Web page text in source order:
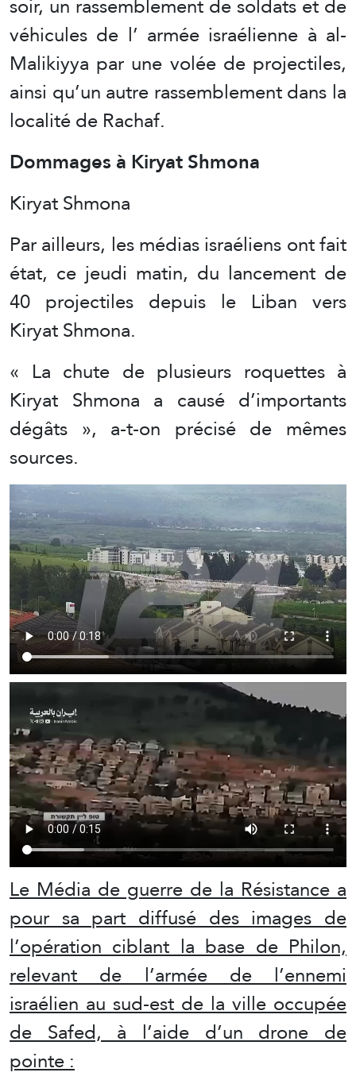
véhicules de l’ armée israélienne à al-
Malikiyya par une volée de projectiles,
ainsi qu’un autre rassemblement dans la
localité de Rachaf.
Dommages à Kiryat Shmona
Kiryat Shmona
Par ailleurs, les médias israéliens ont fait
état, ce jeudi matin, du lancement de
40 projectiles depuis le Liban vers
Kiryat Shmona.
« La chute de plusieurs roquettes à
Kiryat Shmona a causé d’importants
dégâts », a-t-on précisé de mêmes
sources.
Le Média de guerre de la Résistance a
pour sa part diffusé des images de
l’opération ciblant la base de Philon,
relevant de l’armée de l’ennemi
israélien au sud-est de la ville occupée
de Safed, à l’aide d’un drone de
pointe :